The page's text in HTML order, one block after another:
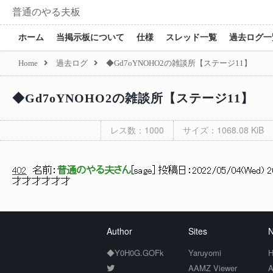
普通のやる夫板
ホーム 当掲示板について 仕様 スレッド一覧 過去ログ
Home 過去ログ ◆Gd7oYNOHO2の雑談所【ステージ11】
◆Gd7oYNOHO2の雑談所【ステージ11】
レス数：1000 サイズ：1068.08 KiB
402 名前： 普通のやる夫さん sage ] 投稿日： 2022/05/04(Wed)
才才才才才才
Author
◆Y0H0G.GOFk
Sites
Yaruyomi
AAMZ Viewer